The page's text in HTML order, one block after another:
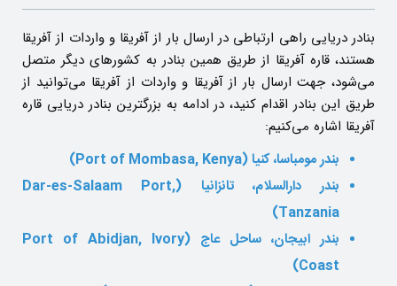
بنادر دریایی راهی ارتباطی در ارسال بار از آفریقا و واردات از آفریقا
هستند، قاره آفریقا از طریق همین بنادر به کشورهای دیگر متصل
می‌شود، جهت ارسال بار از آفریقا و واردات از آفریقا می‌توانید از
طریق این بنادر اقدام کنید، در ادامه به بزرگترین بنادر دریایی قاره
آفریقا اشاره می‌کنیم:
بندر مومباسا، کنیا (Port of Mombasa, Kenya)
بندر دارالسلام، تانزانیا (Dar-es-Salaam Port,
Tanzania)
بندر ابیجان، ساحل عاج (Port of Abidjan, Ivory
Coast)